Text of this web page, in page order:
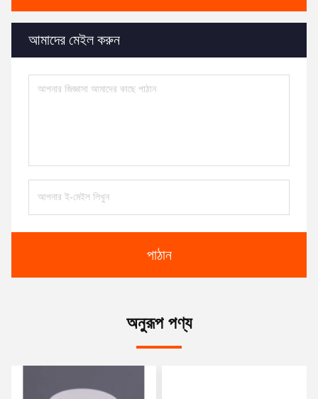
আমাদের মেইল ​​করুন
পাঠান
অনুরূপ পণ্য